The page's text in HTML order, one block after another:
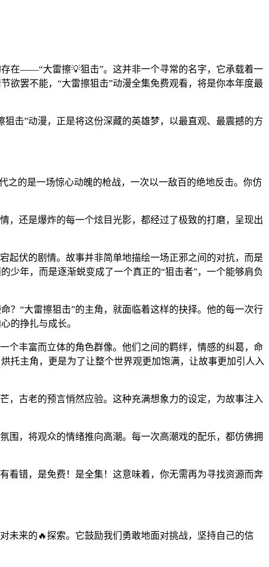
在——“大雷擦💡狙击”。这并非一个寻常的名字，它承载着一
欲罢不能，“大雷擦狙击”动漫全集免费观看，将是你本年度最
击”动漫，正是将这份深藏的英雄梦，以最直观、最震撼的方
之的是一场惊心动魄的枪战，一次以一敌百的绝地反击。你仿
，还是爆炸的每一个炫目光影，都经过了极致的打磨，呈现出
起伏的剧情。故事并非简单地描绘一场正邪之间的对抗，而是
少年，而是逐渐蜕变成了一个真正的“狙击者”，一个能够肩负
？“大雷擦狙击”的主角，就面临着这样的抉择。他的每一次行
的挣扎与成长。
个丰富而立体的角色群像。他们之间的羁绊，情感的纠葛，命
托主角，更是为了让整个世界观更加饱满，让故事更加引人入
，古老的预言悄然应验。这种充满想象力的设定，为故事注入
围，将观众的情绪推向高潮。每一次高潮戏的配乐，都仿佛拥
错，是免费！是全集！这意味着，你无需再为寻找资源而奔
未来的🔥探索。它鼓励我们勇敢地面对挑战，坚持自己的信